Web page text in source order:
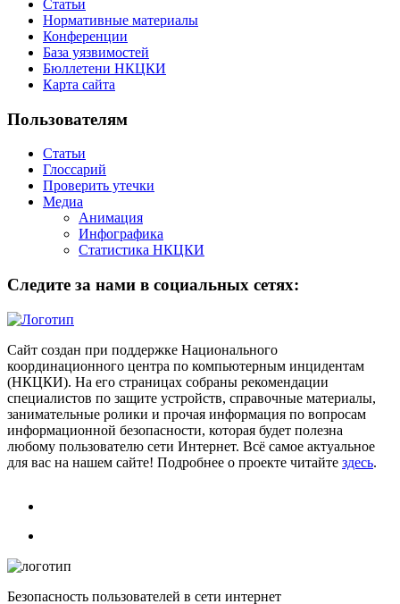
Статьи
Нормативные материалы
Конференции
База уязвимостей
Бюллетени НКЦКИ
Карта сайта
Пользователям
Статьи
Глоссарий
Проверить утечки
Медиа
Анимация
Инфографика
Статистика НКЦКИ
Следите за нами в социальных сетях:
Сайт создан при поддержке Национального
координационного центра по компьютерным инцидентам
(НКЦКИ). На его страницах собраны рекомендации
специалистов по защите устройств, справочные материалы,
занимательные ролики и прочая информация по вопросам
информационной безопасности, которая будет полезна
любому пользователю сети Интернет. Всё самое актуальное
для вас на нашем сайте! Подробнее о проекте читайте здесь.
Безопасность пользователей в сети интернет